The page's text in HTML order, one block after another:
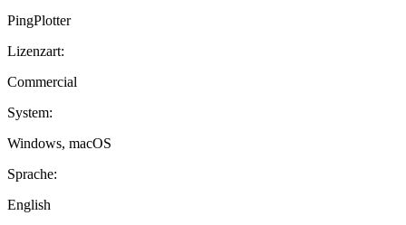
PingPlotter
Lizenzart:
Commercial
System:
Windows, macOS
Sprache:
English